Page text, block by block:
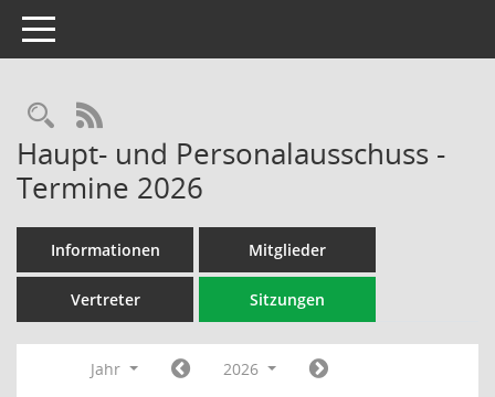
Toggle navigation
Rechercheauswahl
RSS-Feed
Haupt- und Personalausschuss -
Termine 2026
Informationen Mitglieder
Vertreter Sitzungen
Jahr
2026